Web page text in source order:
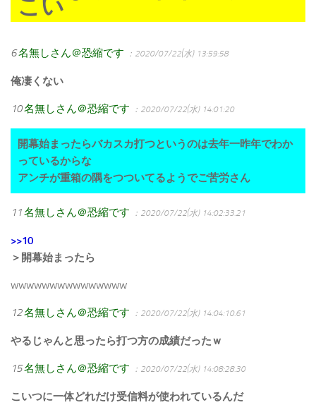
こい
6名無しさん＠恐縮です ：2020/07/22(水) 13:59:58
俺凄くない
10名無しさん＠恐縮です ：2020/07/22(水) 14:01:20
開幕始まったらバカスカ打つというのは去年一昨年でわか
っているからな
アンチが重箱の隅をつついてるようでご苦労さん
11名無しさん＠恐縮です ：2020/07/22(水) 14:02:33.21
>>10
＞開幕始まったら
wwwwwwwwwwwwwww
12名無しさん＠恐縮です ：2020/07/22(水) 14:04:10.61
やるじゃんと思ったら打つ方の成績だったｗ
15名無しさん＠恐縮です ：2020/07/22(水) 14:08:28.30
こいつに一体どれだけ受信料が使われているんだ